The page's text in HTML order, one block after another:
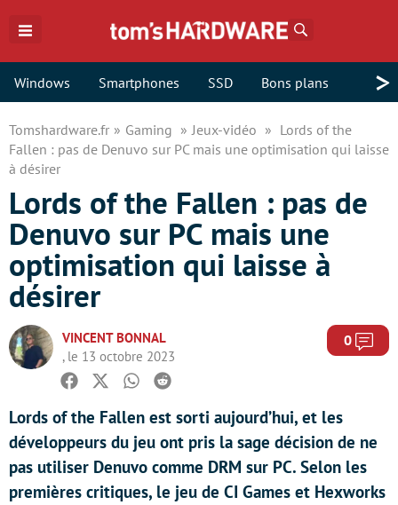
Windows Smartphones SSD Bons plans >
Tomshardware.fr Gaming Jeux-vidéo
Lords of the
Fallen : pas de Denuvo sur PC mais une optimisation qui laisse
à désirer
Lords of the Fallen : pas de
Denuvo sur PC mais une
optimisation qui laisse à
désirer
VINCENT BONNAL
, le 13 octobre 2023
0
Facebook
TwitterWhatsapp
Reddit
Lords of the Fallen est sorti aujourd’hui, et les
développeurs du jeu ont pris la sage décision de ne
pas utiliser Denuvo comme DRM sur PC. Selon les
premières critiques, le jeu de CI Games et Hexworks